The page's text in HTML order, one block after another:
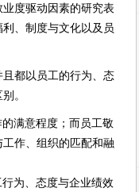
度驱动因素的研究表
、制度与文化以及员
都以员工的行为、态
。
满意程度；而员工敬
作、组织的匹配和融
为、态度与企业绩效